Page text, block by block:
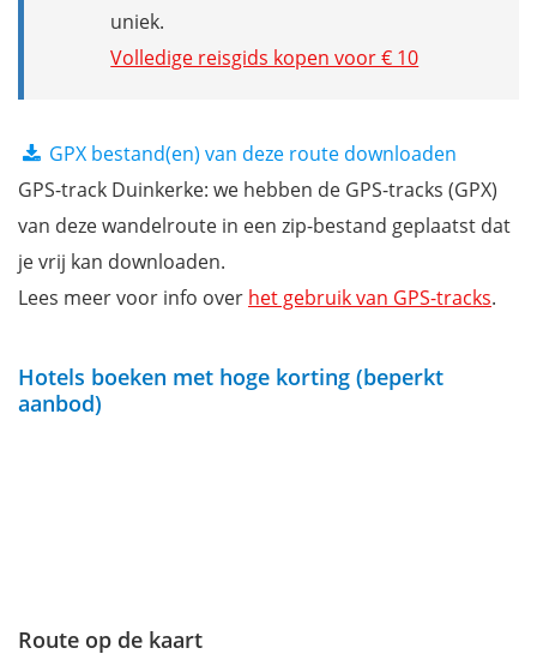
uniek.
Volledige reisgids kopen voor € 10
GPX bestand(en) van deze route downloaden
GPS-track Duinkerke: we hebben de GPS-tracks (GPX)
van deze wandelroute in een zip-bestand geplaatst dat
je vrij kan downloaden.
Lees meer voor info over het gebruik van GPS-tracks.
Hotels boeken met hoge korting (beperkt
aanbod)
Route op de kaart